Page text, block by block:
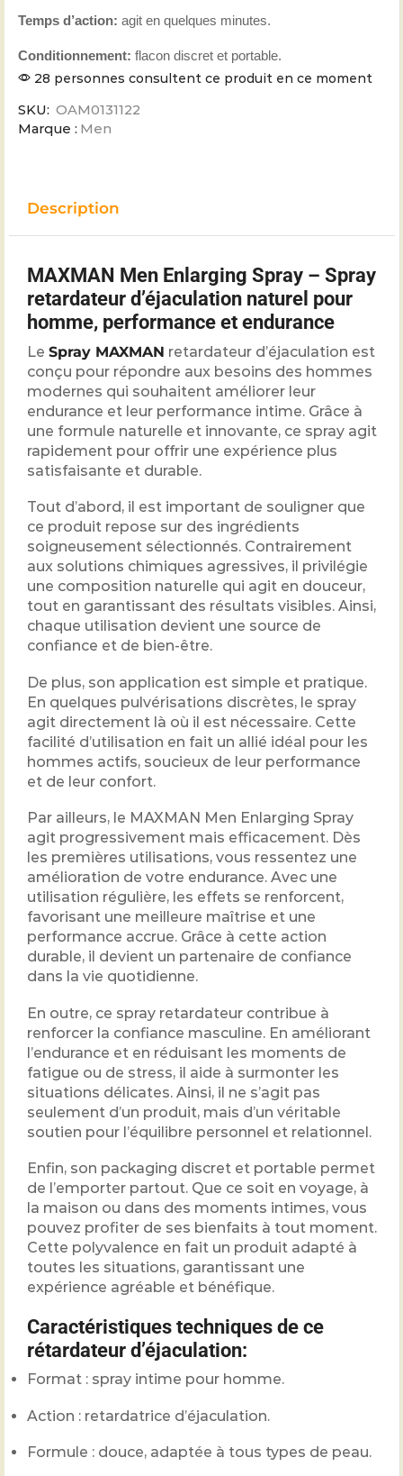
Temps d’action: agit en quelques minutes.
Conditionnement: flacon discret et portable.
28 personnes consultent ce produit en ce moment
SKU: OAM0131122
Marque : Men
Description
MAXMAN Men Enlarging Spray – Spray
retardateur d’éjaculation naturel pour
homme, performance et endurance
Le Spray MAXMAN retardateur d’éjaculation est
conçu pour répondre aux besoins des hommes
modernes qui souhaitent améliorer leur
endurance et leur performance intime. Grâce à
une formule naturelle et innovante, ce spray agit
rapidement pour offrir une expérience plus
satisfaisante et durable.
Tout d’abord, il est important de souligner que
ce produit repose sur des ingrédients
soigneusement sélectionnés. Contrairement
aux solutions chimiques agressives, il privilégie
une composition naturelle qui agit en douceur,
tout en garantissant des résultats visibles. Ainsi,
chaque utilisation devient une source de
confiance et de bien-être.
De plus, son application est simple et pratique.
En quelques pulvérisations discrètes, le spray
agit directement là où il est nécessaire. Cette
facilité d’utilisation en fait un allié idéal pour les
hommes actifs, soucieux de leur performance
et de leur confort.
Par ailleurs, le MAXMAN Men Enlarging Spray
agit progressivement mais efficacement. Dès
les premières utilisations, vous ressentez une
amélioration de votre endurance. Avec une
utilisation régulière, les effets se renforcent,
favorisant une meilleure maîtrise et une
performance accrue. Grâce à cette action
durable, il devient un partenaire de confiance
dans la vie quotidienne.
En outre, ce spray retardateur contribue à
renforcer la confiance masculine. En améliorant
l’endurance et en réduisant les moments de
fatigue ou de stress, il aide à surmonter les
situations délicates. Ainsi, il ne s’agit pas
seulement d’un produit, mais d’un véritable
soutien pour l’équilibre personnel et relationnel.
Enfin, son packaging discret et portable permet
de l’emporter partout. Que ce soit en voyage, à
la maison ou dans des moments intimes, vous
pouvez profiter de ses bienfaits à tout moment.
Cette polyvalence en fait un produit adapté à
toutes les situations, garantissant une
expérience agréable et bénéfique.
Caractéristiques techniques de ce
rétardateur d’éjaculation:
Format : spray intime pour homme.
Action : retardatrice d’éjaculation.
Formule : douce, adaptée à tous types de peau.